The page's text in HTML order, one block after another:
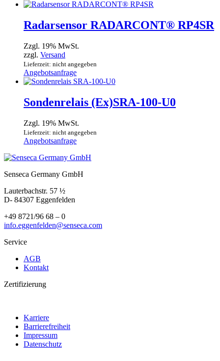
Radarsensor RADARCONT® RP4SR
Zzgl. 19% MwSt.
zzgl. Versand
Lieferzeit: nicht angegeben
Angebotsanfrage
Sondenrelais (Ex)SRA-100-U0
Zzgl. 19% MwSt.
Lieferzeit: nicht angegeben
Angebotsanfrage
Senseca Germany GmbH
Lauterbachstr. 57 ½
D- 84307 Eggenfelden
+49 8721/96 68 – 0
info.eggenfelden@senseca.com
Service
AGB
Kontakt
Zertifizierung
Karriere
Barrierefreiheit
Impressum
Datenschutz